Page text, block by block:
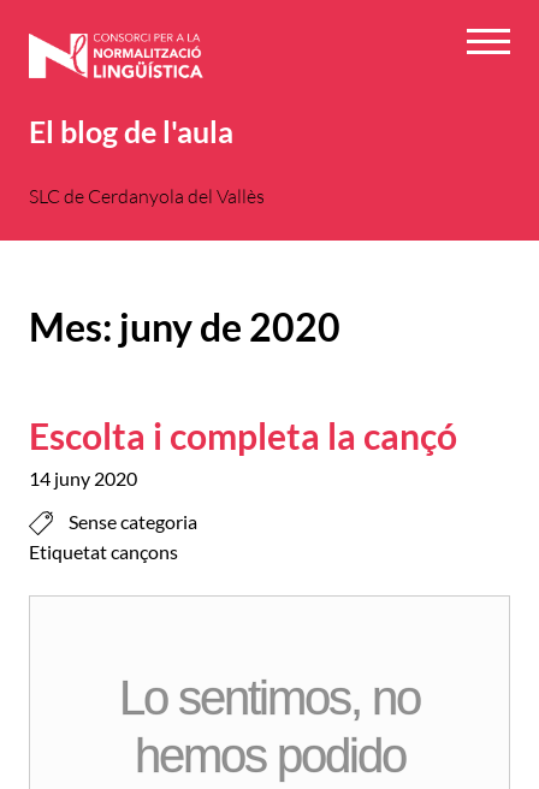
El blog de l'aula
SLC de Cerdanyola del Vallès
Mes: juny de 2020
Escolta i completa la cançó
14 juny 2020
Sense categoria
Etiquetatcançons